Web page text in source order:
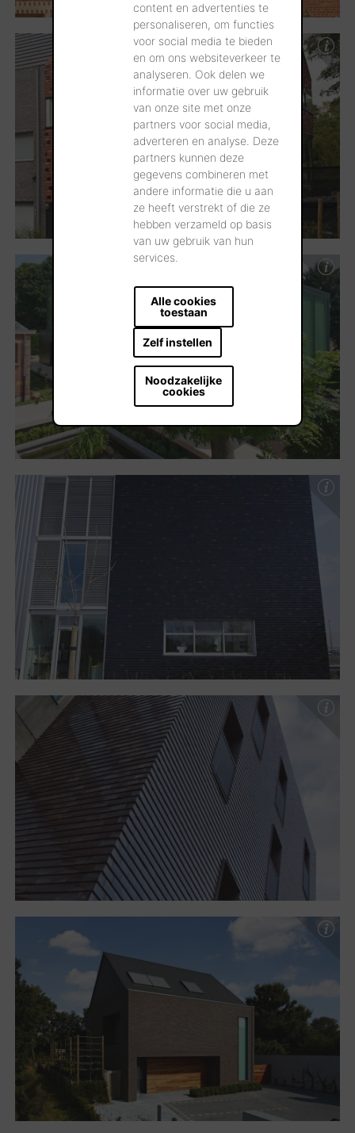
content en advertenties te
personaliseren, om functies
voor social media te bieden
en om ons websiteverkeer te
analyseren. Ook delen we
informatie over uw gebruik
van onze site met onze
partners voor social media,
adverteren en analyse. Deze
partners kunnen deze
gegevens combineren met
andere informatie die u aan
ze heeft verstrekt of die ze
hebben verzameld op basis
van uw gebruik van hun
services.
Alle cookies
toestaan
Zelf instellen
Noodzakelijke
cookies